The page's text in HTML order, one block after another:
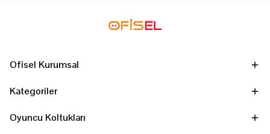
Ofisel Kurumsal
Kategoriler
Oyuncu Koltukları